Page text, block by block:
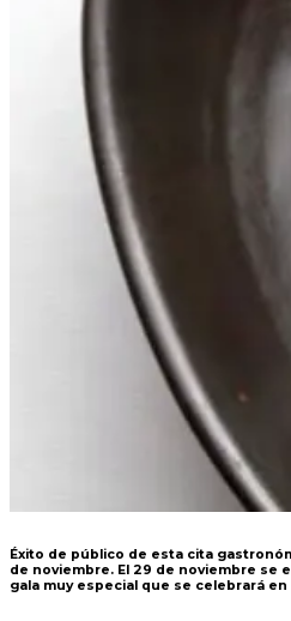
Éxito de público de esta cita
de noviembre. El 29 de noviembre se
gala muy especial que se celebrará en